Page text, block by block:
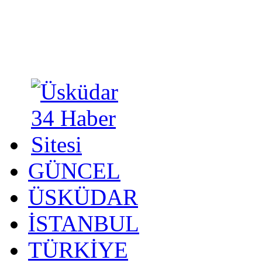
GÜNCEL
ÜSKÜDAR
İSTANBUL
TÜRKİYE